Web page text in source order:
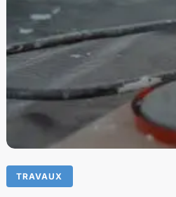
TRAVAUX